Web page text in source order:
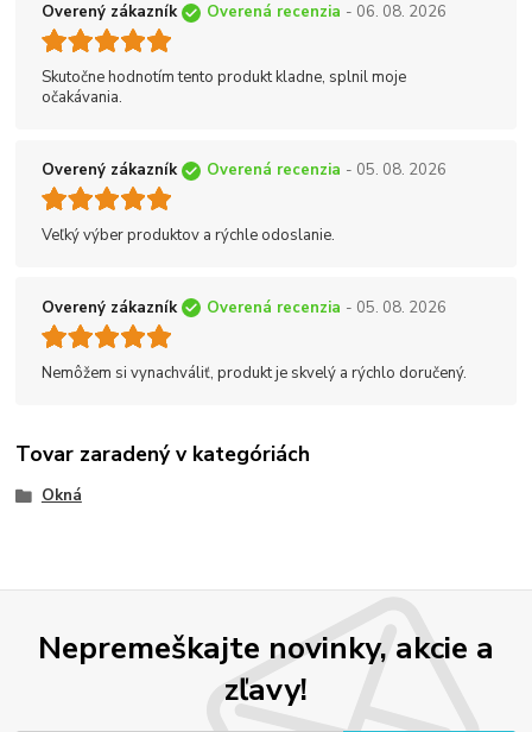
Overený zákazník Overená recenzia - 06. 08. 2026
Skutočne hodnotím tento produkt kladne, splnil moje
očakávania.
Overený zákazník Overená recenzia - 05. 08. 2026
Veľký výber produktov a rýchle odoslanie.
Overený zákazník Overená recenzia - 05. 08. 2026
Nemôžem si vynachváliť, produkt je skvelý a rýchlo doručený.
Tovar zaradený v kategóriách
Okná
Nepremeškajte novinky, akcie a
zľavy!